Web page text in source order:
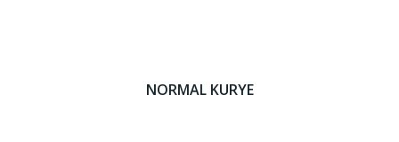
NORMAL KURYE